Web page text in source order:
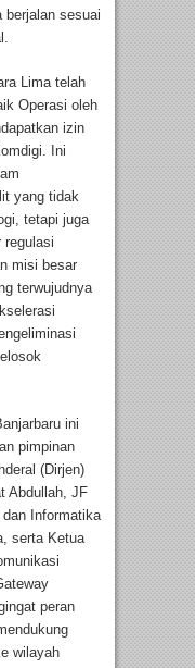
berjalan sesuai
Lima telah
Operasi oleh
izin
Ini
yang tidak
tetapi juga
regulasi
misi besar
terwujudnya
ini
pimpinan
(Dirjen)
Abdullah, JF
Informatika
serta Ketua
peran
wilayah